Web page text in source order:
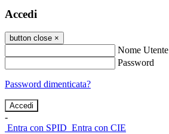
Accedi
button close ×
Nome Utente
Password
Password dimenticata?
-
Entra con SPID Entra con CIE